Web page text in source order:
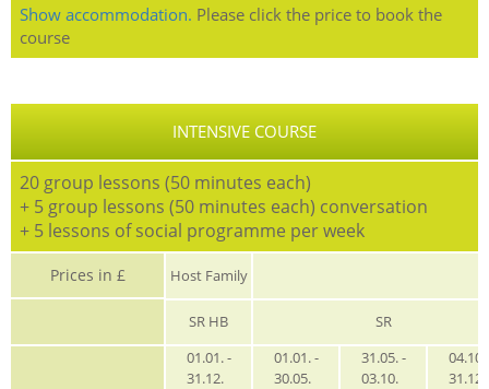
Show accommodation. Please click the price to book the
course
INTENSIVE COURSE
20 group lessons (50 minutes each)
+ 5 group lessons (50 minutes each) conversation
+ 5 lessons of social programme per week
Prices in £ Host Family
SR HB
SR
01.01. -
31.12.
01.01. -
30.05.
31.05. -
03.10.
04.10.